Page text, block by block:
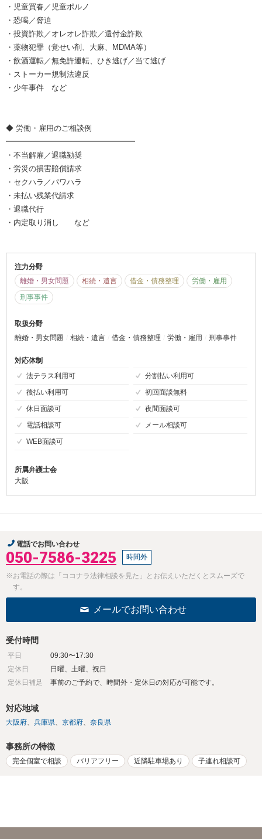
・児童買春／児童ポルノ
・恐喝／脅迫
・投資詐欺／オレオレ詐欺／還付金詐欺
・薬物犯罪（覚せい剤、大麻、MDMA等）
・飲酒運転／無免許運転、ひき逃げ／当て逃げ
・ストーカー規制法違反
・少年事件 など
◆ 労働・雇用のご相談例
━━━━━━━━━━━━━━━━━
・不当解雇／退職勧奨
・労災の損害賠償請求
・セクハラ／パワハラ
・未払い残業代請求
・退職代行
・内定取り消し など
注力分野
離婚・男女問題
相続・遺言 借金・債務整理
労働・雇用
刑事事件
取扱分野
離婚・男女問題
相続・遺言 借金・債務整理 労働・雇用 刑事事件
対応体制
法テラス利用可
分割払い利用可
後払い利用可
初回面談無料
休日面談可
夜間面談可
電話相談可
メール相談可
WEB面談可
所属弁護士会
大阪
電話でお問い合わせ
050-7586-3225 時間外
※お電話の際は「ココナラ法律相談を見た」とお伝えいただくとスムーズで
す。
メールでお問い合わせ
受付時間
平日
09:30〜17:30
定休日
日曜、土曜、祝日
定休日補足
事前のご予約で、時間外・定休日の対応が可能です。
対応地域
大阪府 兵庫県 京都府 奈良県
事務所の特徴
完全個室で相談 バリアフリー 近隣駐車場あり 子連れ相談可